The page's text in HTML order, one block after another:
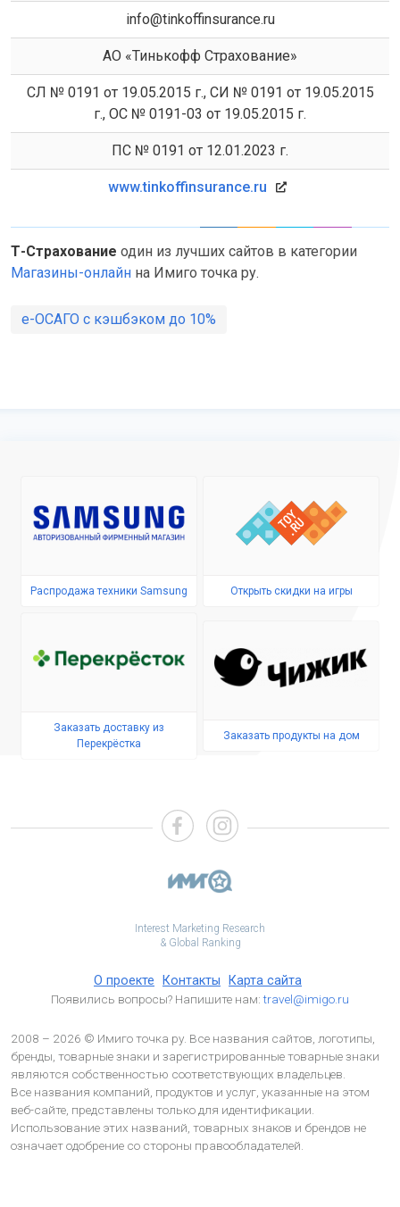
info@tinkoffinsurance.ru
АО «Тинькофф Страхование»
СЛ № 0191 от 19.05.2015 г., СИ № 0191 от 19.05.2015
г., ОС № 0191-03 от 19.05.2015 г.
ПС № 0191 от 12.01.2023 г.
www.tinkoffinsurance.ru
Т-Страхование один из лучших сайтов в категории
Магазины-онлайн на Имиго точка ру.
e-ОСАГО с кэшбэком до 10%
Распродажа техники Samsung Открыть скидки на игры
Заказать доставку из
Перекрёстка
Заказать продукты на дом
Interest Marketing Research
& Global Ranking
О проекте Контакты Карта сайта
Появились вопросы? Напишите нам:travel@imigo.ru
2008 – 2026 © Имиго точка ру. Все названия сайтов, логотипы,
бренды, товарные знаки и зарегистрированные товарные знаки
являются собственностью соответствующих владельцев.
Все названия компаний, продуктов и услуг, указанные на этом
веб-сайте, представлены только для идентификации.
Использование этих названий, товарных знаков и брендов не
означает одобрение со стороны правообладателей.